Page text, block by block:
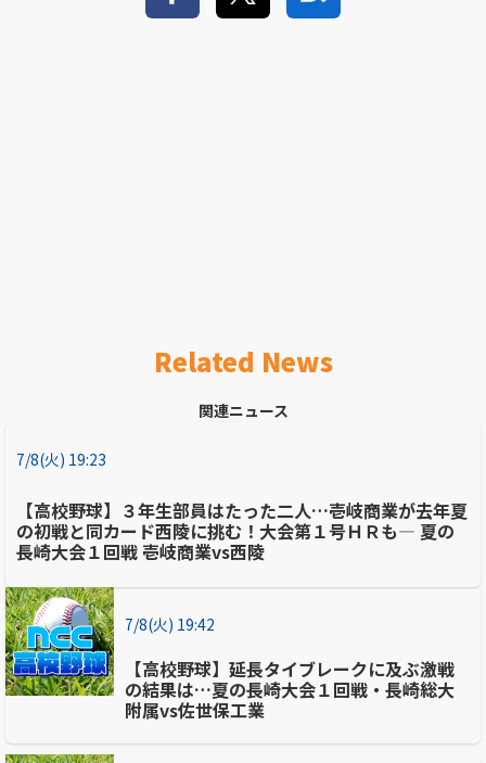
Related News
関連ニュース
7/8(火) 19:23
【高校野球】３年生部員はたった二人…壱岐商業が去年夏
の初戦と同カード西陵に挑む！大会第１号ＨＲも― 夏の
長崎大会１回戦 壱岐商業vs西陵
7/8(火) 19:42
【高校野球】延長タイブレークに及ぶ激戦
の結果は…夏の長崎大会１回戦・長崎総大
附属vs佐世保工業